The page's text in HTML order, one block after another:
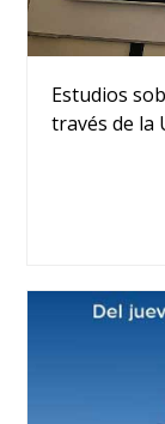
Estudios
través de la